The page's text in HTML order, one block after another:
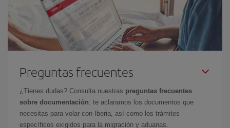
Preguntas frecuentes
¿Tienes dudas? Consulta nuestras preguntas frecuentes
sobre documentación: te aclaramos los documentos que
necesitas para volar con Iberia, así como los trámites
específicos exigidos para la migración y aduanas.